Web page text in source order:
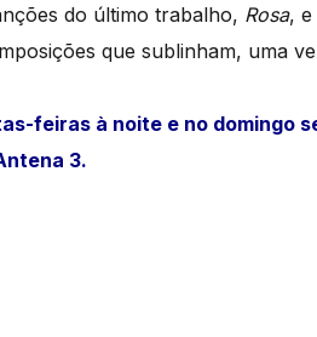
do último trabalho, Rosa, e
que sublinham, uma
feiras à noite e no domingo
3.